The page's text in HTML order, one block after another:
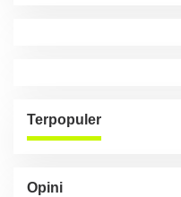
Terpopuler
Opini